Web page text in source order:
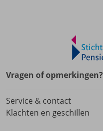
Vragen of opmerkingen?
Service & contact
Klachten en geschillen